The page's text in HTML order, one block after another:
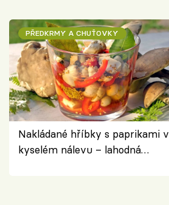
PŘEDKRMY A CHUŤOVKY
Nakládané hříbky s paprikami v
kyselém nálevu – lahodná